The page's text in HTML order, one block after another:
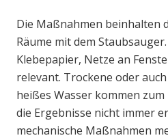
Die Maßnahmen beinhalten
Räume mit dem
Klebepapier, Netze an
relevant. Trockene oder
heißes Wasser kommen
die Ergebnisse nicht immer
mechanische Maßnahmen